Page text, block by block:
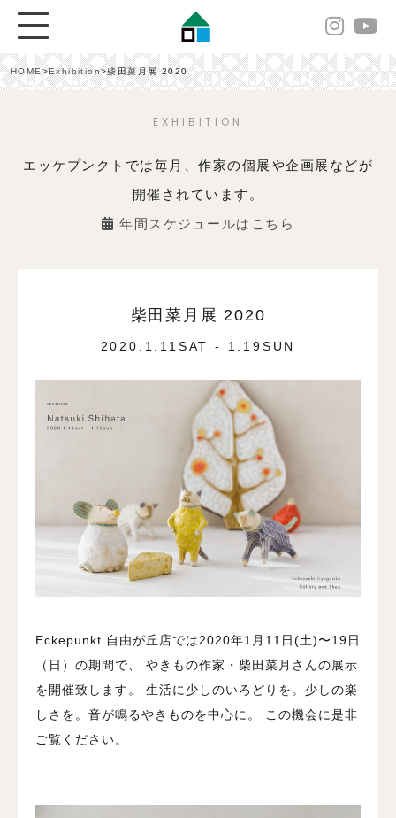
HOME>Exhibition>柴田菜月展 2020
EXHIBITION
エッケプンクトでは毎月、作家の個展や企画展などが
開催されています。
年間スケジュールはこちら
柴田菜月展 2020
2020.1.11SAT - 1.19SUN
Eckepunkt 自由が丘店では2020年1月11日(土)〜19日
（日）の期間で、
やきもの作家・柴田菜月さんの展示
を開催致します。 生活に少しのいろどりを。少しの楽
しさを。音が鳴るやきものを中心に。 この機会に是非
ご覧ください。